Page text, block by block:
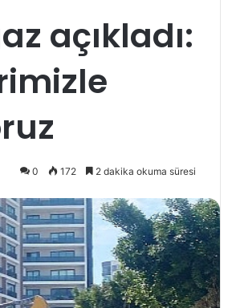
açıkladı:
0 172 2 dakika okuma süresi